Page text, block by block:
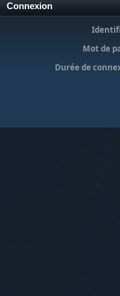
Connexion
Mot de
Durée de